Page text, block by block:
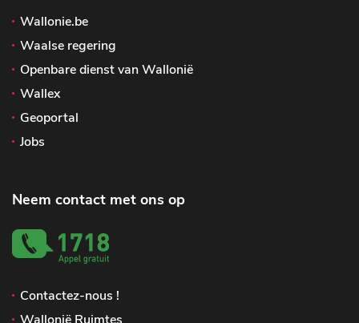
Wallonie.be
Waalse regering
Openbare dienst van Wallonië
Wallex
Geoportal
Jobs
Neem contact met ons op
Contactez-nous !